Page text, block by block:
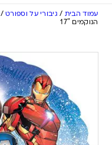
עמוד הבית / גיבורי על וספורט/
הנוקמים 17″